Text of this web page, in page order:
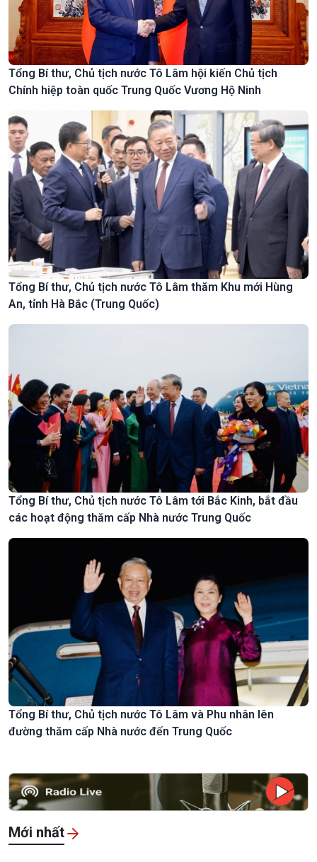
Tổng Bí thư, Chủ tịch nước Tô Lâm hội kiến Chủ tịch
Chính hiệp toàn quốc Trung Quốc Vương Hộ Ninh
Tổng Bí thư, Chủ tịch nước Tô Lâm thăm Khu mới Hùng
An, tỉnh Hà Bắc (Trung Quốc)
Tổng Bí thư, Chủ tịch nước Tô Lâm tới Bắc Kinh, bắt đầu
các hoạt động thăm cấp Nhà nước Trung Quốc
Tổng Bí thư, Chủ tịch nước Tô Lâm và Phu nhân lên
đường thăm cấp Nhà nước đến Trung Quốc
Mới nhất